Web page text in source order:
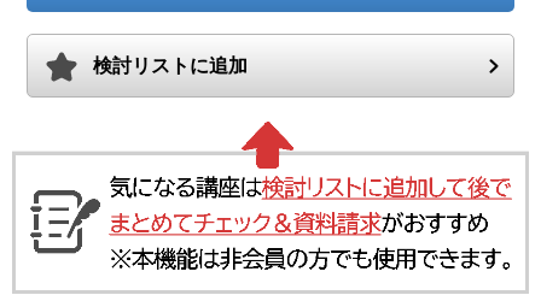
検討リストに追加